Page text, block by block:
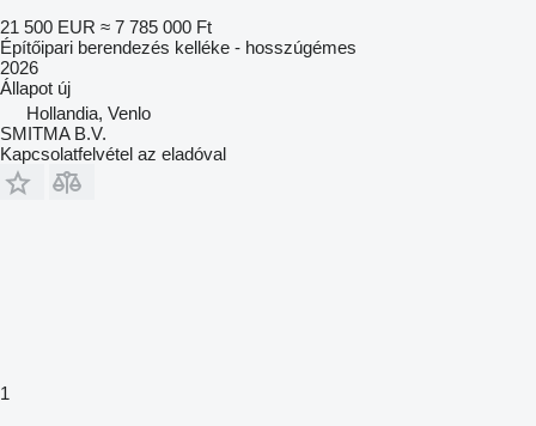
21 500 EUR ≈ 7 785 000 Ft
Építőipari berendezés kelléke - hosszúgémes
2026
Állapot új
Hollandia, Venlo
SMITMA B.V.
Kapcsolatfelvétel az eladóval
1